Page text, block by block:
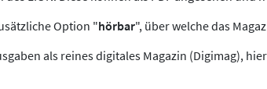
Option "hörbar", über welche das
als reines digitales Magazin (Digimag),